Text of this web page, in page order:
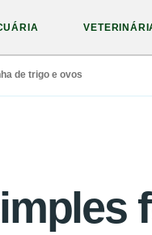
de trigo e ovos